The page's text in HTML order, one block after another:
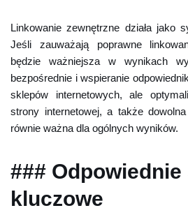
Linkowanie zewnętrzne działa jako
Jeśli zauważają poprawne
będzie ważniejsza w wynikach
bezpośrednie i wspieranie
sklepów internetowych, ale
strony internetowej, a także
równie ważna dla ogólnych wyników.
### Odpowiednie
kluczowe